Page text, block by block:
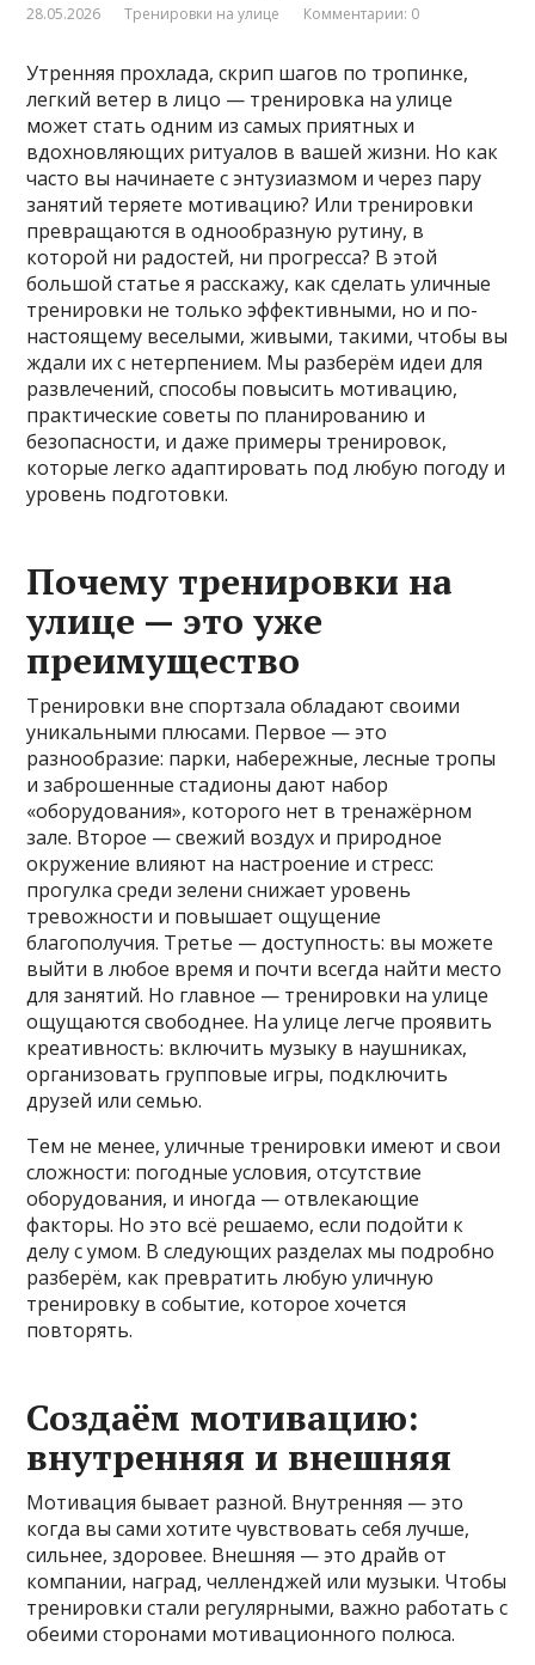
28.05.2026 Тренировки на улице Комментарии: 0
Утренняя прохлада, скрип шагов по тропинке,
легкий ветер в лицо — тренировка на улице
может стать одним из самых приятных и
вдохновляющих ритуалов в вашей жизни. Но как
часто вы начинаете с энтузиазмом и через пару
занятий теряете мотивацию? Или тренировки
превращаются в однообразную рутину, в
которой ни радостей, ни прогресса? В этой
большой статье я расскажу, как сделать уличные
тренировки не только эффективными, но и по-
настоящему веселыми, живыми, такими, чтобы вы
ждали их с нетерпением. Мы разберём идеи для
развлечений, способы повысить мотивацию,
практические советы по планированию и
безопасности, и даже примеры тренировок,
которые легко адаптировать под любую погоду и
уровень подготовки.
Почему тренировки на
улице — это уже
преимущество
Тренировки вне спортзала обладают своими
уникальными плюсами. Первое — это
разнообразие: парки, набережные, лесные тропы
и заброшенные стадионы дают набор
«оборудования», которого нет в тренажёрном
зале. Второе — свежий воздух и природное
окружение влияют на настроение и стресс:
прогулка среди зелени снижает уровень
тревожности и повышает ощущение
благополучия. Третье — доступность: вы можете
выйти в любое время и почти всегда найти место
для занятий. Но главное — тренировки на улице
ощущаются свободнее. На улице легче проявить
креативность: включить музыку в наушниках,
организовать групповые игры, подключить
друзей или семью.
Тем не менее, уличные тренировки имеют и свои
сложности: погодные условия, отсутствие
оборудования, и иногда — отвлекающие
факторы. Но это всё решаемо, если подойти к
делу с умом. В следующих разделах мы подробно
разберём, как превратить любую уличную
тренировку в событие, которое хочется
повторять.
Создаём мотивацию:
внутренняя и внешняя
Мотивация бывает разной. Внутренняя — это
когда вы сами хотите чувствовать себя лучше,
сильнее, здоровее. Внешняя — это драйв от
компании, наград, челленджей или музыки. Чтобы
тренировки стали регулярными, важно работать с
обеими сторонами мотивационного полюса.